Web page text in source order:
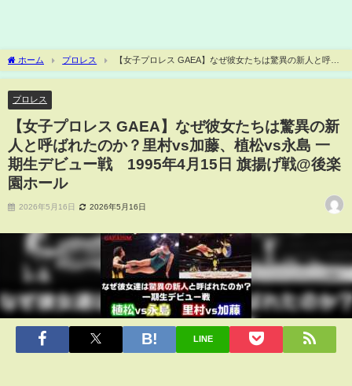
ホーム プロレス
【女子プロレス GAEA】なぜ彼女たちは驚異の新人と呼ば
れたのか？里村vs加藤、植松vs永島 一期生デビュー戦 1995年4月15日 旗揚げ戦@後
プロレス
【女子プロレス GAEA】なぜ彼女たちは驚異の新
人と呼ばれたのか？里村vs加藤、植松vs永島 一
期生デビュー戦 1995年4月15日 旗揚げ戦@後楽
園ホール
2026年5月16日 2026年5月16日
LINE